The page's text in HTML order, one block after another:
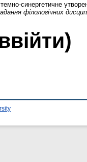
синергетичне
філологічних